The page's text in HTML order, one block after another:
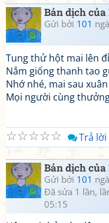
Bản dịch của
Gửi bởi 101
Tung thử hột mai lên
Nắm giống thanh tao
Nhớ nhé, mai sau
Mọi người cùng
☆
☆
☆
☆
☆ Trả lời
Bản dịch của
Gửi bởi 101
Đã sửa 1 lần,
05:15